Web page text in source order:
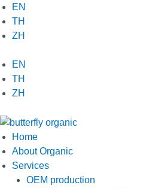
Skip
to
content
EN
TH
ZH
EN
TH
ZH
Home
About Organic
Services
OEM production